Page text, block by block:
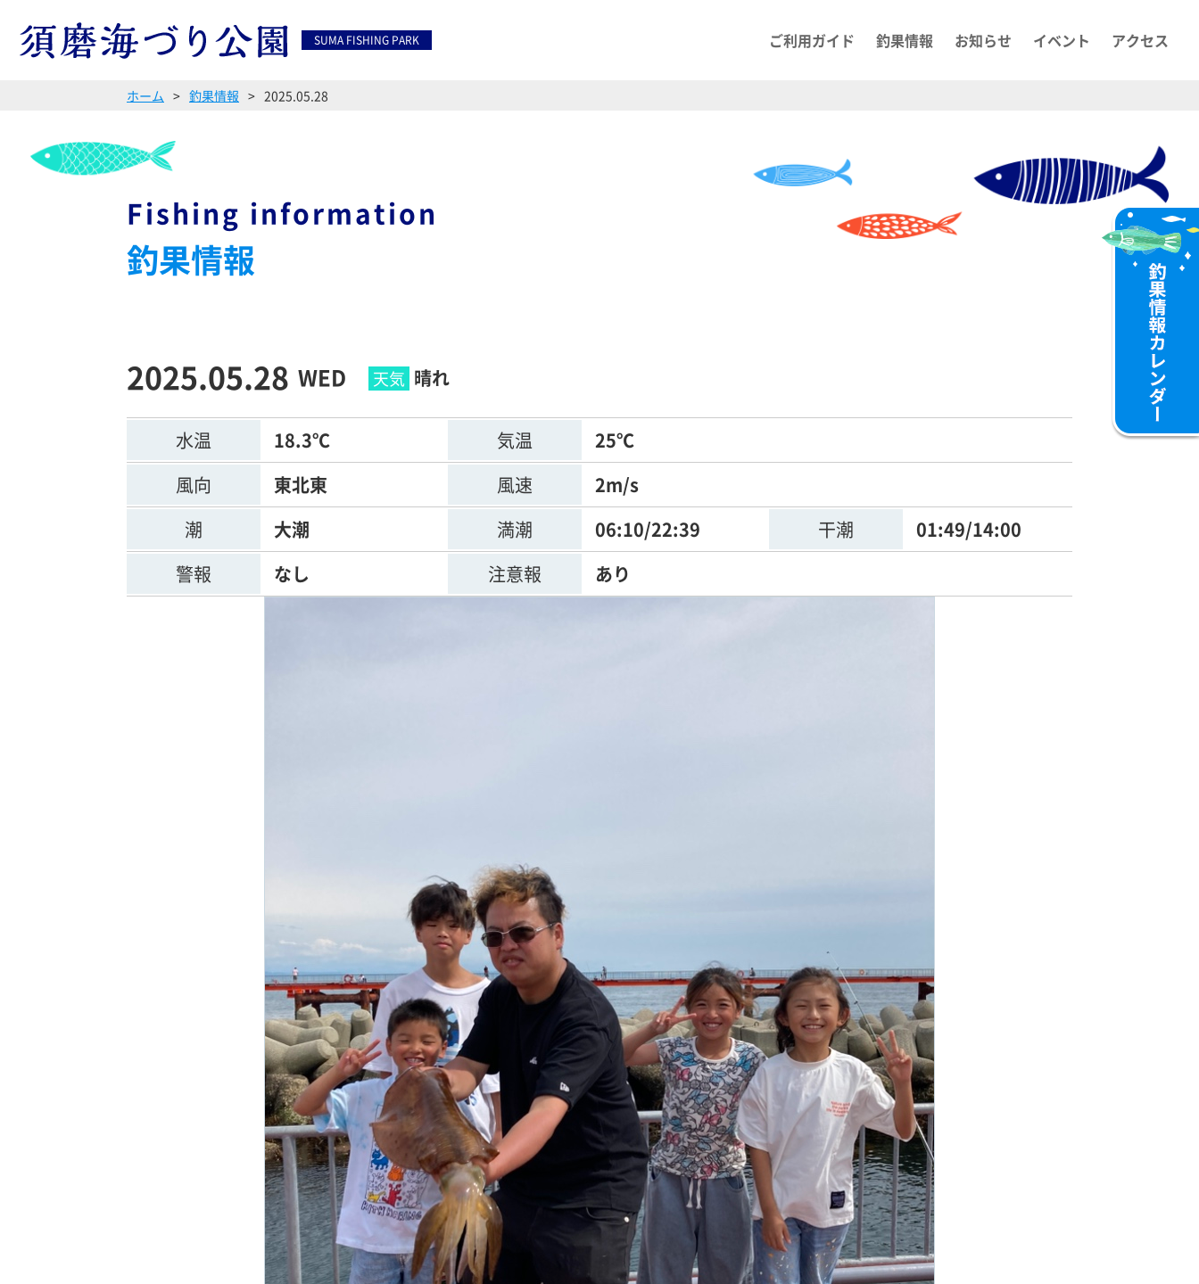
SUMA FISHING PARK ご利用ガイド 釣果情報 お知らせ イベント アクセス
ホーム 釣果情報 2025.05.28
Fishing information
釣果情報
2025.05.28 WED 晴れ
水温 18.3℃ 気温
25℃
風向
東北東 風速
2m/s
潮
大潮 満潮 06:10/22:39 干潮
01:49/14:00
警報
なし 注意報 あり